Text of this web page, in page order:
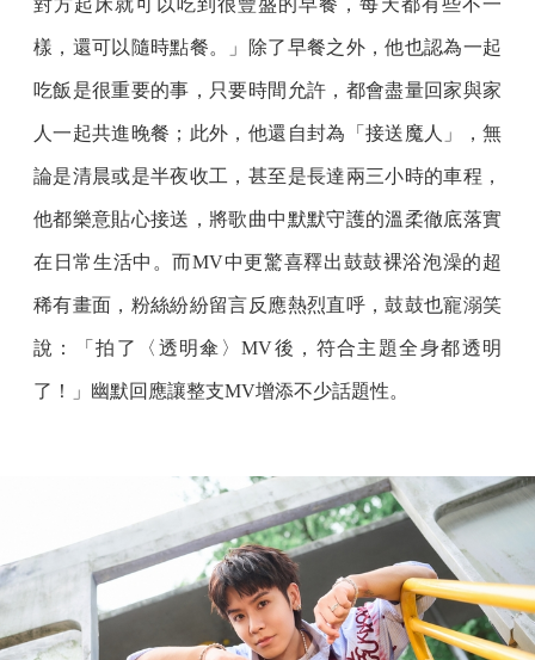
對方起床就可以吃到很豐盛的早餐，每天都有些不一
樣，還可以隨時點餐。」除了早餐之外，他也認為一起
吃飯是很重要的事，只要時間允許，都會盡量回家與家
人一起共進晚餐；此外，他還自封為「接送魔人」，無
論是清晨或是半夜收工，甚至是長達兩三小時的車程，
他都樂意貼心接送，將歌曲中默默守護的溫柔徹底落實
在日常生活中。而MV中更驚喜釋出鼓鼓裸浴泡澡的超
稀有畫面，粉絲紛紛留言反應熱烈直呼，鼓鼓也寵溺笑
說：「拍了〈透明傘〉MV後，符合主題全身都透明
了！」幽默回應讓整支MV增添不少話題性。